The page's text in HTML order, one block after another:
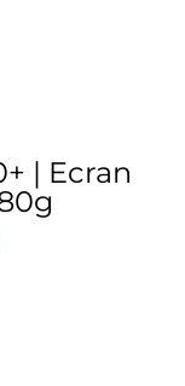
| Ecran